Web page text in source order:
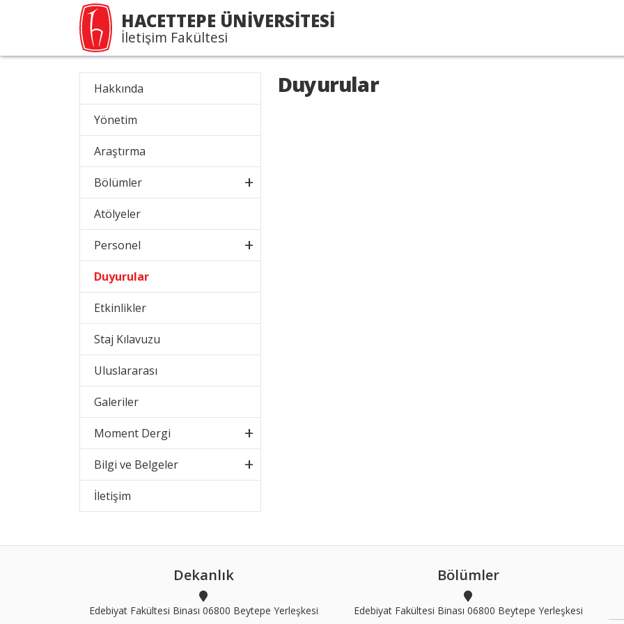
HACETTEPE ÜNİVERSİTESİ
İletişim Fakültesi
Hakkında
Yönetim
Araştırma
Bölümler
Atölyeler
Personel
Duyurular
Etkinlikler
Staj Kılavuzu
Uluslararası
Galeriler
Moment Dergi
Bilgi ve Belgeler
İletişim
Duyurular
Dekanlık
Edebiyat Fakültesi Binası 06800 Beytepe Yerleşkesi
Bölümler
Edebiyat Fakültesi Binası 06800 Beytepe Yerleşkesi